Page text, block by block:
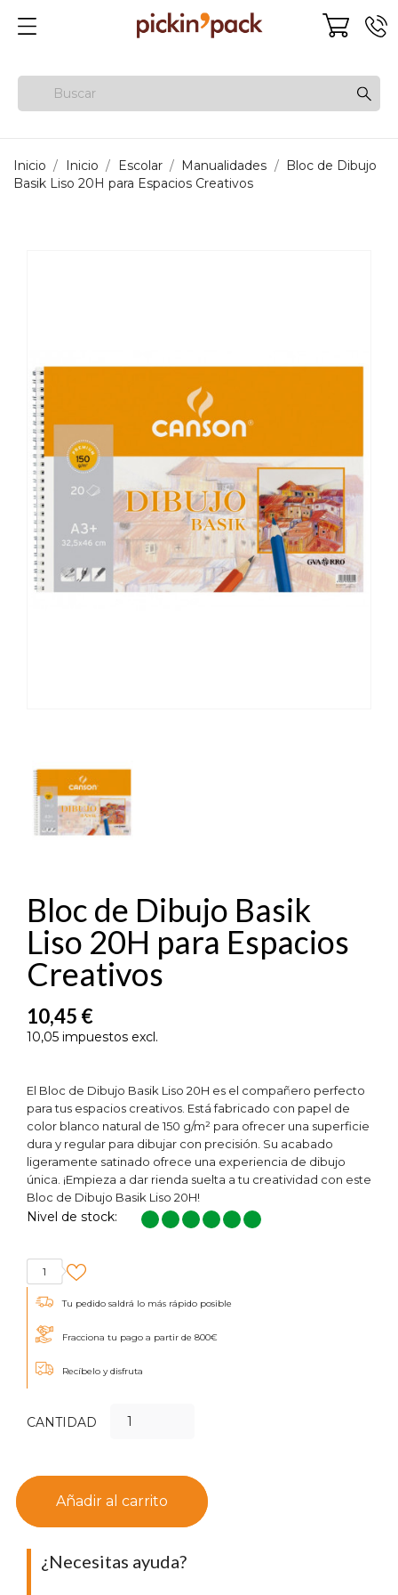
Inicio Inicio Escolar Manualidades
Bloc de Dibujo
Basik Liso 20H para Espacios Creativos
Bloc de Dibujo Basik
Liso 20H para Espacios
Creativos
10,45 €
10,05 impuestos excl.
El Bloc de Dibujo Basik Liso 20H es el compañero perfecto
para tus espacios creativos. Está fabricado con papel de
color blanco natural de 150 g/m² para ofrecer una superficie
dura y regular para dibujar con precisión. Su acabado
ligeramente satinado ofrece una experiencia de dibujo
única. ¡Empieza a dar rienda suelta a tu creatividad con este
Bloc de Dibujo Basik Liso 20H!
Nivel de stock:
1
Tu pedido saldrá lo más rápido posible
Fracciona tu pago a partir de 800€
Recíbelo y disfruta
CANTIDAD
Añadir al carrito
¿Necesitas ayuda?